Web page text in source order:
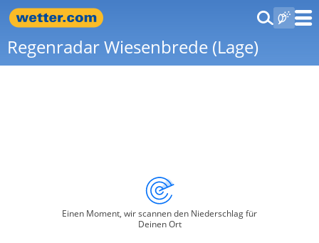
Regenradar Wiesenbrede (Lage)
Einen Moment, wir scannen den Niederschlag für
Deinen Ort